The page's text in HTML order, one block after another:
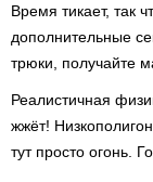
Время тикает, так
дополнительные
трюки, получайте
Реалистичная
жжёт!
тут просто огонь.